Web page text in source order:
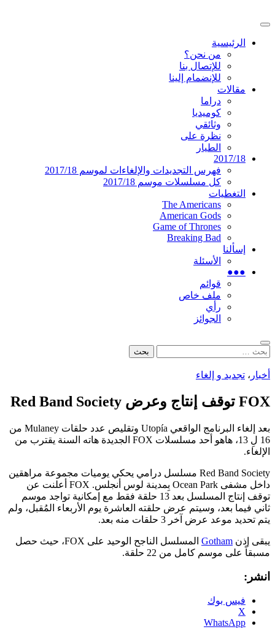
إلى
دليل التلفزيون العربي
موقع عربي متخصص في أخبار ومقالات حول
المسلسلات الأجنبية
القائمة
الرئيسيةالرئيسية
من نحن؟
للإتصال بنا
للإنضمام إلينا
مقالات
دراما
كوميديا
وثائقي
نظرة على
الطيار
2017/18
فهرس التجديدات والإلغاءات لموسم 2017/18
كل مسلسلات موسم 2017/18
التغطيات
The Americans
American Gods
Game of Thrones
Breaking Bad
إسألنا
الأسئلة
●●●
قوائم
ملف خاص
رأي
الجوائز
بحث
البحث
أخبار ، تجديد و إلغاء
FOX توقف إنتاج وعرض Red Band Society
بعد إلغاء البرنامج الواقعي Utopía وتقليص عدد حلقات Mulaney من
16 لِ 13، هاهو أحد مسلسلات FOX الجديدة هاته السنة يقترب من
الإلغاء.
Red Band Society مسلسل درامي يحكي يوميات مجموعة مراهقين
داخل مشفى Ocean Park بِمدينة لوس أنجلس. FOX أعلنت عن
توقف إنتاج المسلسل بعد 13 حلقة فقط مع إمكانية تواجد موسم
ثاني فيما بعد، وسيتم عرض حلقته العاشرة يوم الأربعاء المُقبل، ولم
يتم تحديد موعد عرض آخر 3 حلقات منه بعد.
يبقى إذن Gotham
المسلسل الناجح الوحيد على FOX، حيث حصل
مسبقاً على موسم كامل من 22 حلقة.
انشر:
فيس بوك
X
WhatsApp